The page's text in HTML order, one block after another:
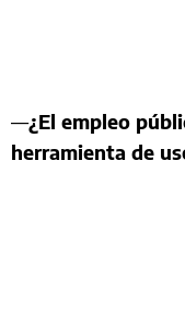
—¿El empleo
herramienta de